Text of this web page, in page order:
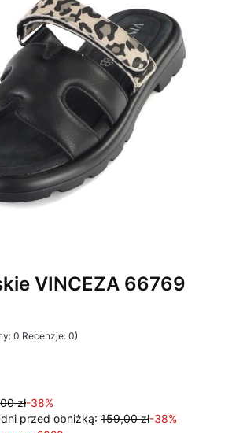
VINCEZA 66769
0 Recenzje: 0)
zł-38%
przed obniżką: 159,00 zł-38%